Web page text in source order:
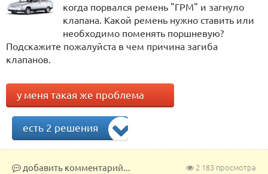
когда порвался ремень "ГРМ" и загнуло
клапана. Какой ремень нужно ставить или
необходимо поменять поршневую?
Подскажите пожалуйста в чем причина загиба
клапанов.
у меня такая же проблема
есть 2 решения
2 183 просмотра
добавить комментарий...